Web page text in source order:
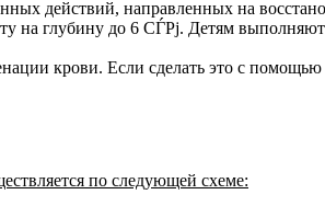
действий, направленных на
на глубину до 6 СЃРј. Детям
крови. Если сделать это с
по следующей схеме: